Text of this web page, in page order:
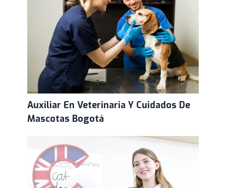
Auxiliar En Veterinaria Y Cuidados De
Mascotas Bogotá